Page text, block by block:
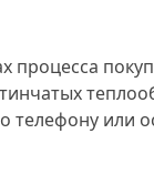
процесса
телефону